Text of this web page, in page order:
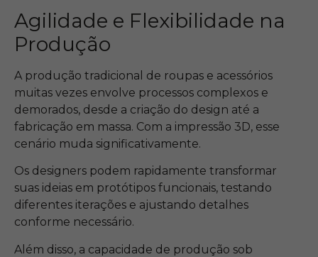
Agilidade e Flexibilidade na
Produção
A produção tradicional de roupas e acessórios
muitas vezes envolve processos complexos e
demorados, desde a criação do design até a
fabricação em massa. Com a impressão 3D, esse
cenário muda significativamente.
Os designers podem rapidamente transformar
suas ideias em protótipos funcionais, testando
diferentes iterações e ajustando detalhes
conforme necessário.
Além disso, a capacidade de produção sob